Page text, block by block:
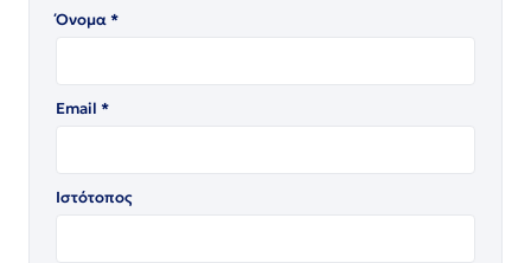
Όνομα*
Email *
Ιστότοπος